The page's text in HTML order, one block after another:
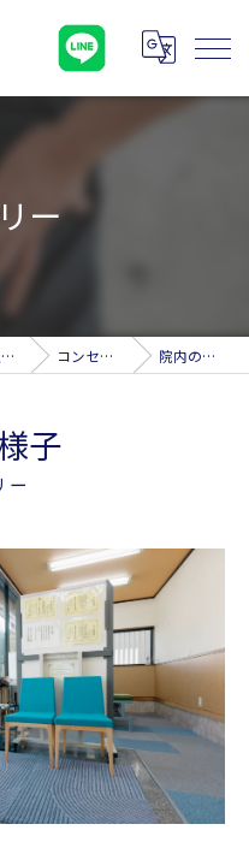
ー
神奈川県足柄上郡の腰痛なら足柄上整体院 コンセプト 院内の様子
ー
子